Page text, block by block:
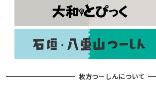
枚方つーしんについて